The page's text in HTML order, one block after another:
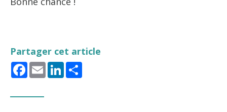
Partager cet article
Facebook
EmailLinkedIn